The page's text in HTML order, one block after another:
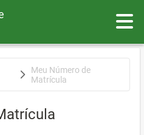
Meu Número de
Matrícula